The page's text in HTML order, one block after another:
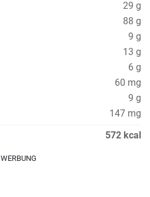
29 g
88 g
9 g
13 g
6 g
60 mg
9 g
147 mg
572 kcal
WERBUNG